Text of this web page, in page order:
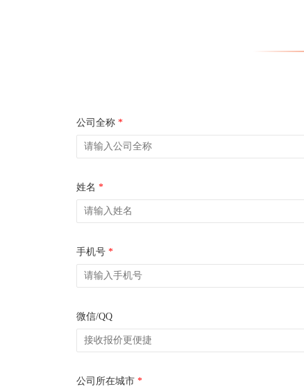
公司全称 *
姓名 *
手机号 *
微信/QQ
公司所在城市 *